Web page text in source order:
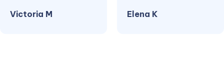
Victoria M Elena K